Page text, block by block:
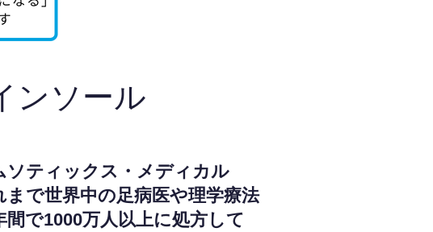
ンソール
ソティックス・メディカル
まで世界中の足病医や理学療法
間で1000万人以上に処方して